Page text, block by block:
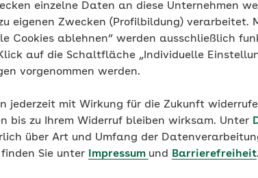
einzelne Daten an diese Unternehmen
eigenen Zwecken (Profilbildung) verarbeitet.
Cookies ablehnen“ werden ausschließlich
auf die Schaltfläche „Individuelle
vorgenommen werden.
jederzeit mit Wirkung für die Zukunft
bis zu Ihrem Widerruf bleiben wirksam. Unter
über Art und Umfang der
Sie unter
Impressum und Barrierefreiheit.
Krebs
Krebsvorsorge für den Mann